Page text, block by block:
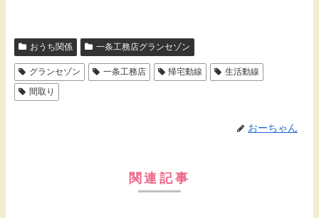
おうち関係 一条工務店グランセゾン
グランセゾン 一条工務店 帰宅動線
生活動線
間取り
おーちゃん
関連記事